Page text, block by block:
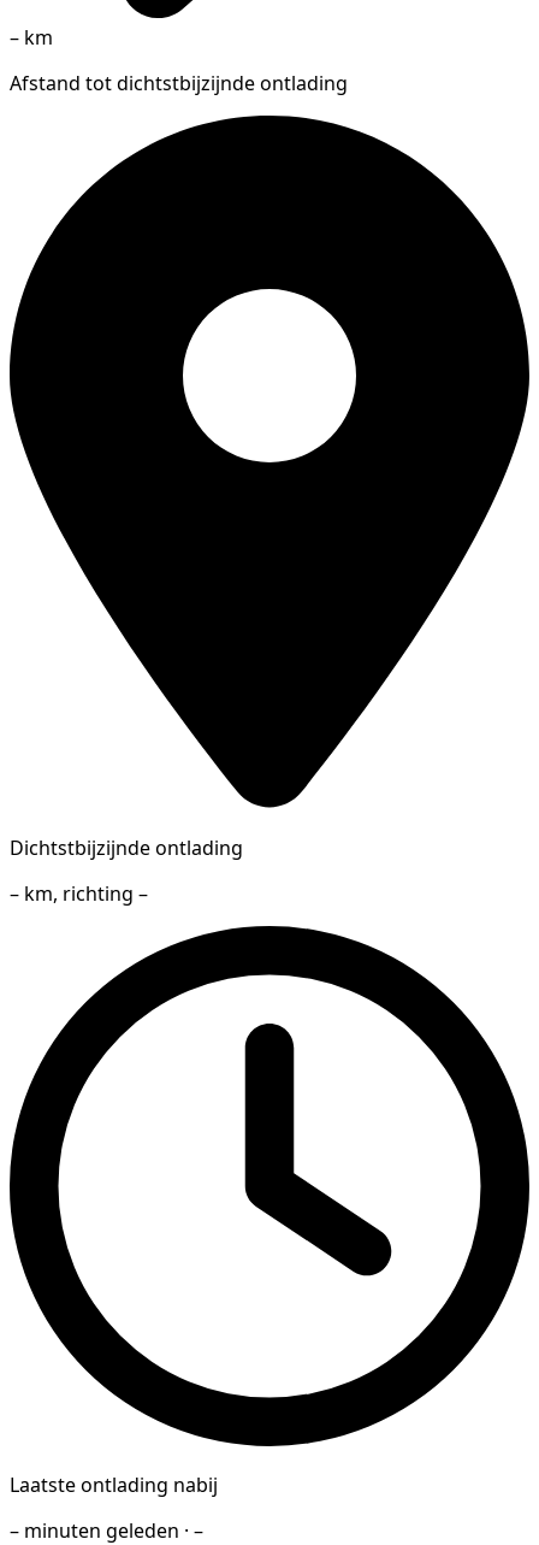
– km
Afstand tot dichtstbijzijnde ontlading
Dichtstbijzijnde ontlading
– km, richting –
Laatste ontlading nabij
– minuten geleden · –